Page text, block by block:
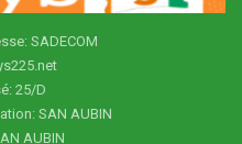
SADECOM
25/D
SAN AUBIN
AUBIN